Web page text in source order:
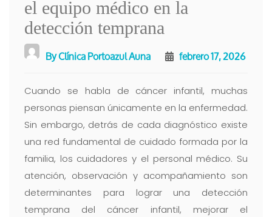
el equipo médico en la
detección temprana
ByClínica Portoazul Auna febrero 17, 2026
Cuando se habla de cáncer infantil, muchas
personas piensan únicamente en la enfermedad.
Sin embargo, detrás de cada diagnóstico existe
una red fundamental de cuidado formada por la
familia, los cuidadores y el personal médico. Su
atención, observación y acompañamiento son
determinantes para lograr una detección
temprana del cáncer infantil, mejorar el